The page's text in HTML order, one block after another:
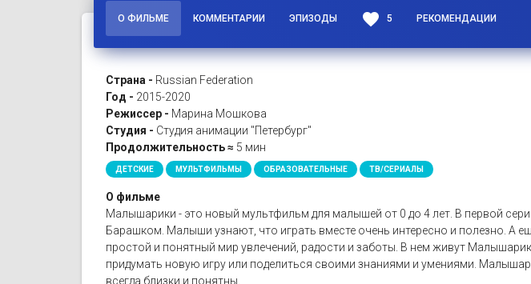
О ФИЛЬМЕ КОММЕНТАРИИ ЭПИЗОДЫ favorite 5 РЕКОМЕНДАЦИИ
Страна - Russian Federation
Год - 2015-2020
Режиссер - Марина Мошкова
Студия - Студия анимации "Петербург"
Продолжительность ≈ 5 мин
ДЕТСКИЕ МУЛЬТФИЛЬМЫ ОБРАЗОВАТЕЛЬНЫЕ ТВ/СЕРИАЛЫ
О фильме
Малышарики - это новый мультфильм для малышей от 0 до 4 лет. В первой
Барашком. Малыши узнают, что играть вместе очень интересно и полезно.
простой и понятный мир увлечений, радости и заботы. В нем живут
придумать новую игру или поделиться своими знаниями и умениями.
всегда близки и понятны.